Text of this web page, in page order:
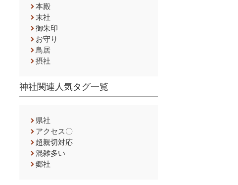
本殿
末社
御朱印
お守り
鳥居
摂社
神社関連人気タグ一覧
県社
アクセス〇
超親切対応
混雑多い
郷社